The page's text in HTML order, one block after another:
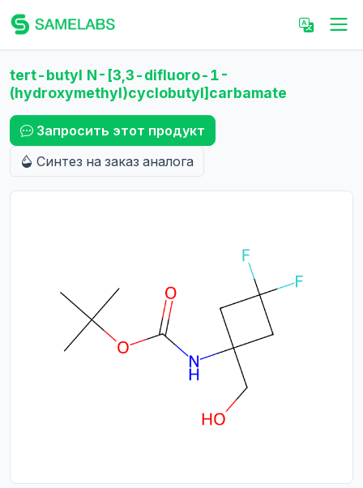
tert-butyl N-[3,3-difluoro-1-
(hydroxymethyl)cyclobutyl]carbamate
Запросить этот продукт
Синтез на заказ аналога